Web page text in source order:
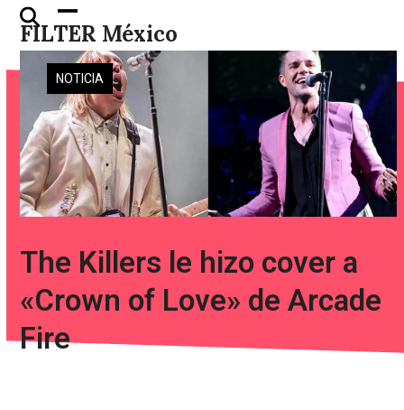
Skip
content
FILTER México
Open
mobile
menu
Close
mobile
menu
NOTICIA
The Killers le hizo cover a
«Crown of Love» de Arcade
Fire